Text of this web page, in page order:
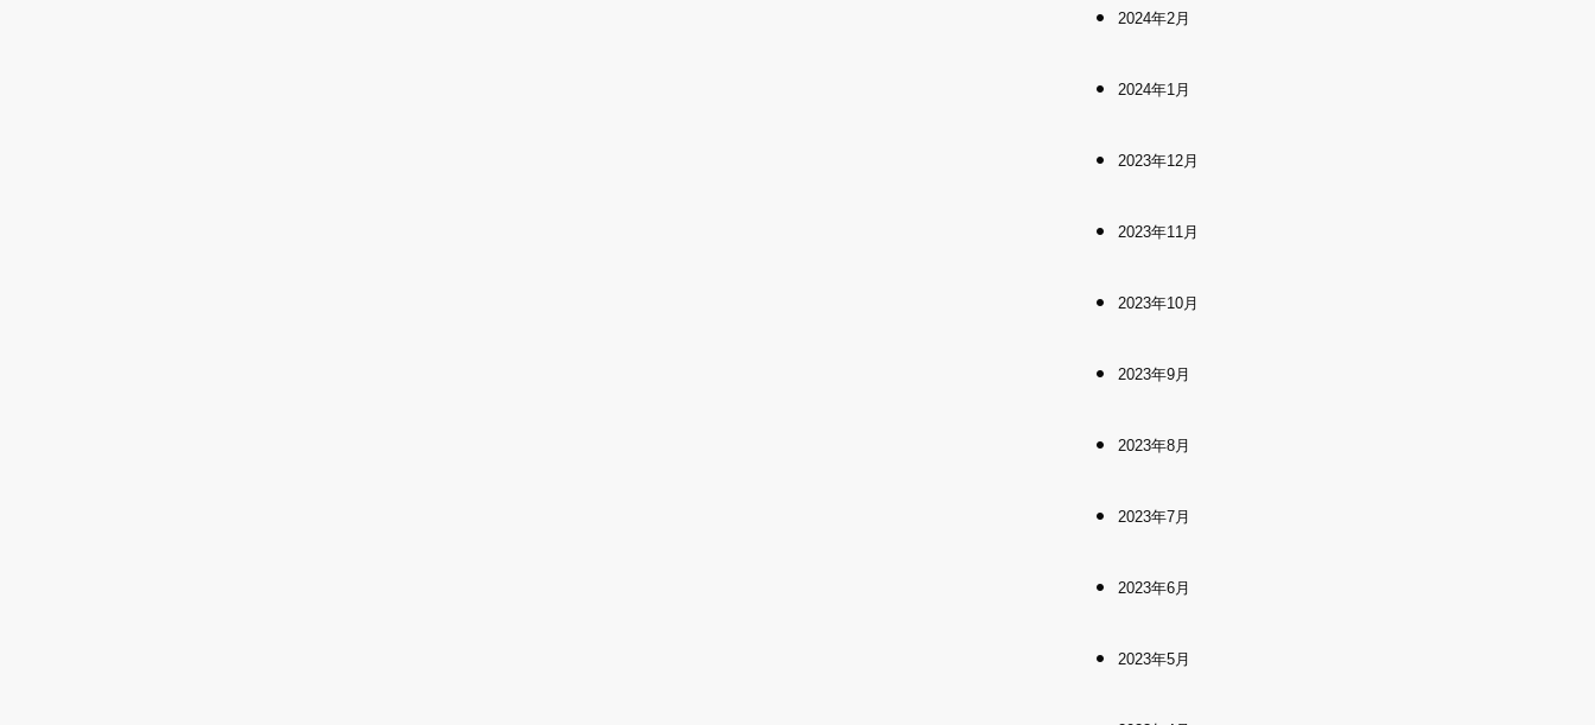
2024年2月
2024年1月
2023年12月
2023年11月
2023年10月
2023年9月
2023年8月
2023年7月
2023年6月
2023年5月